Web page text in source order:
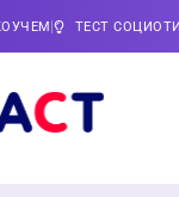
ТЕСТ